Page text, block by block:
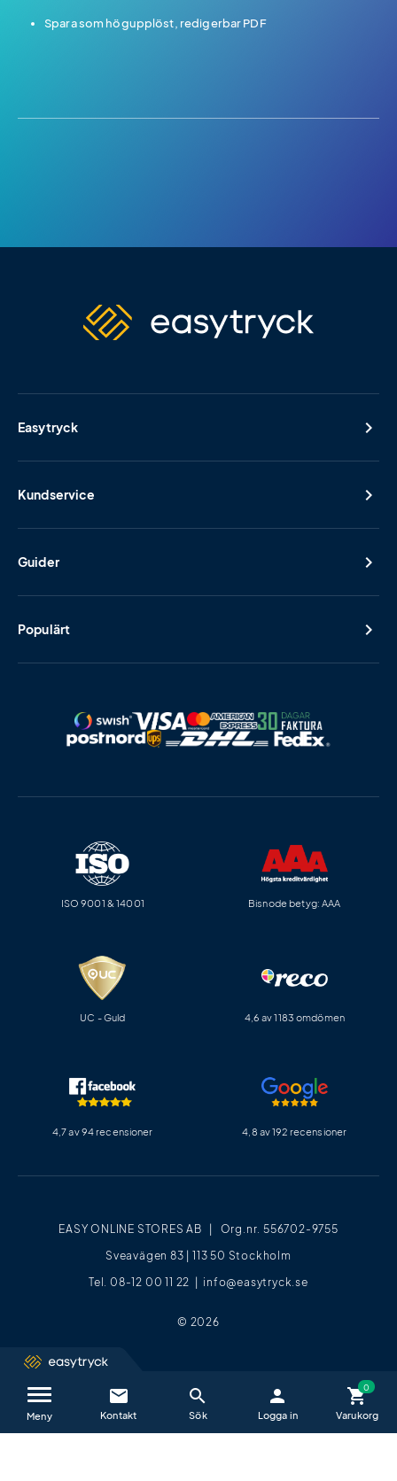
Spara som högupplöst, redigerbar PDF
Kontakta oss / FAQ close
Easytryck
Kundservice
Guider
Populärt
EASY ONLINE STORES AB | Org.nr. 556702-9755
Sveavägen 83 | 113 50 Stockholm
Tel. 08-12 00 11 22 | info@easytryck.se
© 2026
ISO 9001 & 14001 Bisnode betyg: AAA
UC - Guld 4,6 av 1183 omdömen
4,7 av 94 recensioner 4,8 av 192 recensioner
Meny
email search person shopping_cart